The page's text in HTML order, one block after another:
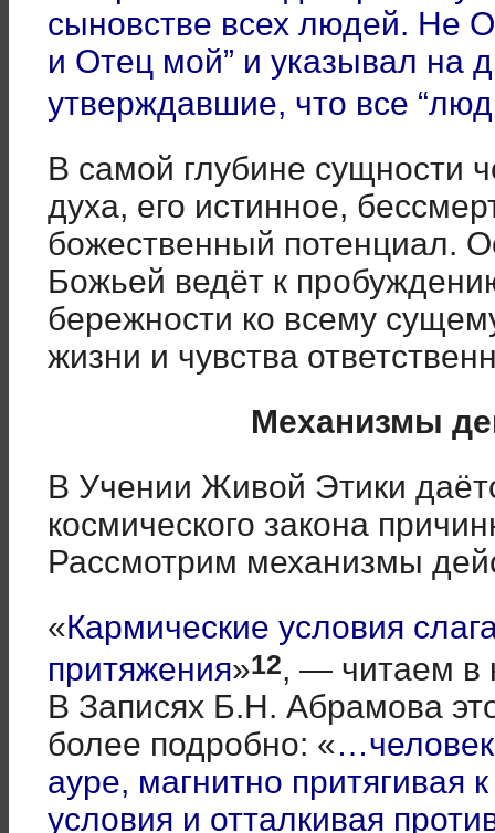
сыновстве всех людей. Не
и Отец мой” и указывал на
утверждавшие, что все
В самой глубине сущности
духа, его истинное,
божественный потенциал.
Божьей ведёт к
бережности ко всему
жизни и чувства
Механизмы
В Учении Живой Этики
космического закона
Рассмотрим механизмы
«Кармические условия
притяжения»12, — читаем в
В Записях Б.Н. Абрамова
более подробно: «
ауре, магнитно притягивая
условия и отталкивая